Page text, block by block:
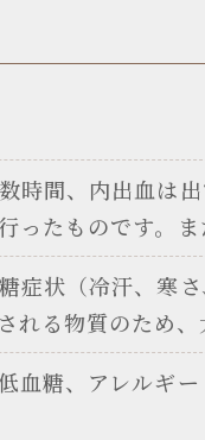
時間、内出血は
たものです。
症状（冷汗、寒
れる物質のため
血糖、アレルギー